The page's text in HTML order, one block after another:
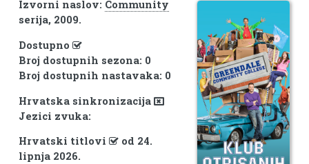
Izvorni naslov: Community
serija, 2009.
Dostupno
Broj dostupnih sezona: 0
Broj dostupnih nastavaka: 0
Hrvatska sinkronizacija
Jezici zvuka:
Hrvatski titlovi
od 24.
lipnja 2026.